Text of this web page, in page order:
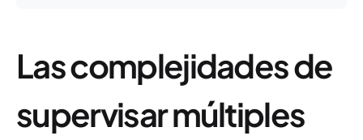
Las complejidades de
supervisar múltiples